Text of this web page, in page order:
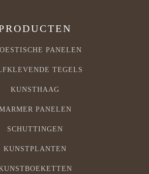
PANELEN
TEGELS
KUNSTHAAG
PANELEN
SCHUTTINGEN
KUNSTPLANTEN